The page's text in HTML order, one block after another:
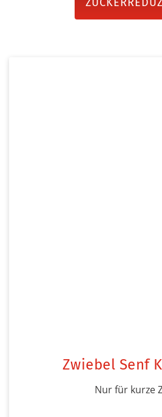
Zwiebel Senf
Nur für kurze